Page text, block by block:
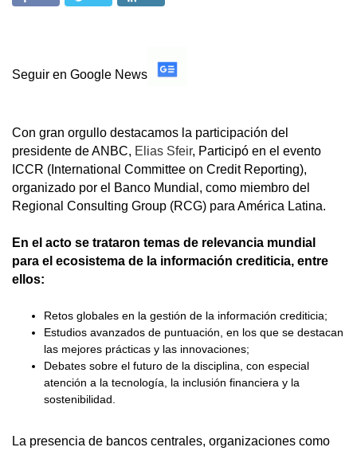
Seguir en Google News
Con gran orgullo destacamos la participación del
presidente de ANBC, Elias Sfeir, Participó en el evento
ICCR (International Committee on Credit Reporting),
organizado por el Banco Mundial, como miembro del
Regional Consulting Group (RCG) para América Latina.
En el acto se trataron temas de relevancia mundial
para el ecosistema de la información crediticia, entre
ellos:
Retos globales en la gestión de la información crediticia;
Estudios avanzados de puntuación, en los que se destacan
las mejores prácticas y las innovaciones;
Debates sobre el futuro de la disciplina, con especial
atención a la tecnología, la inclusión financiera y la
sostenibilidad.
La presencia de bancos centrales, organizaciones como